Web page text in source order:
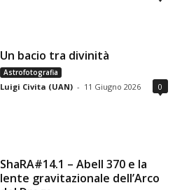
Un bacio tra divinità
Astrofotografia
Luigi Civita (UAN) - 11 Giugno 2026 0
ShaRA#14.1 – Abell 370 e la
lente gravitazionale dell’Arco